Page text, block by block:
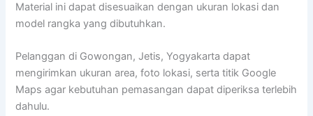
Material ini dapat disesuaikan dengan ukuran lokasi dan
model rangka yang dibutuhkan.
Pelanggan di Gowongan, Jetis, Yogyakarta dapat
mengirimkan ukuran area, foto lokasi, serta titik Google
Maps agar kebutuhan pemasangan dapat diperiksa terlebih
dahulu.